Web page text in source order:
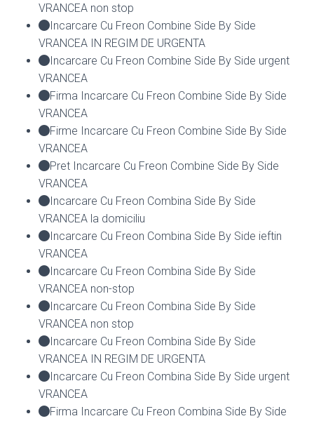
VRANCEA non stop
Incarcare Cu Freon Combine Side By Side
VRANCEA IN REGIM DE URGENTA
Incarcare Cu Freon Combine Side By Side urgent
VRANCEA
Firma Incarcare Cu Freon Combine Side By Side
VRANCEA
Firme Incarcare Cu Freon Combine Side By Side
VRANCEA
Pret Incarcare Cu Freon Combine Side By Side
VRANCEA
Incarcare Cu Freon Combina Side By Side
VRANCEA la domiciliu
Incarcare Cu Freon Combina Side By Side ieftin
VRANCEA
Incarcare Cu Freon Combina Side By Side
VRANCEA non-stop
Incarcare Cu Freon Combina Side By Side
VRANCEA non stop
Incarcare Cu Freon Combina Side By Side
VRANCEA IN REGIM DE URGENTA
Incarcare Cu Freon Combina Side By Side urgent
VRANCEA
Firma Incarcare Cu Freon Combina Side By Side